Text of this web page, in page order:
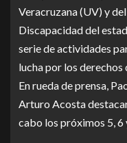
Veracruzana (UV) y
Discapacidad del
serie de actividades
lucha por los derechos
En rueda de prensa,
Arturo Acosta
cabo los próximos 5, 6